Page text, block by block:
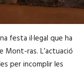
festa il·legal que ha
Mont-ras. L’actuació
per incomplir les